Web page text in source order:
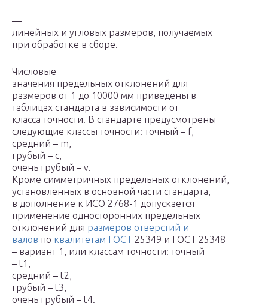
—
линейных и угловых размеров, получаемых
при обработке в сборе.
Числовые
значения предельных отклонений для
размеров от 1 до 10000 мм приведены в
таблицах стандарта в зависимости от
класса точности. В стандарте предусмотрены
следующие классы точности: точный – f,
средний – m,
грубый – c,
очень грубый – v.
Кроме симметричных предельных отклонений,
установленных в основной части стандарта,
в дополнение к ИСО 2768-1 допускается
применение односторонних предельных
отклонений для размеров отверстий и
валов по квалитетам ГОСТ 25349 и ГОСТ 25348
– вариант 1, или классам точности: точный
– t1 ,
средний – t2,
грубый – t3,
очень грубый – t4.